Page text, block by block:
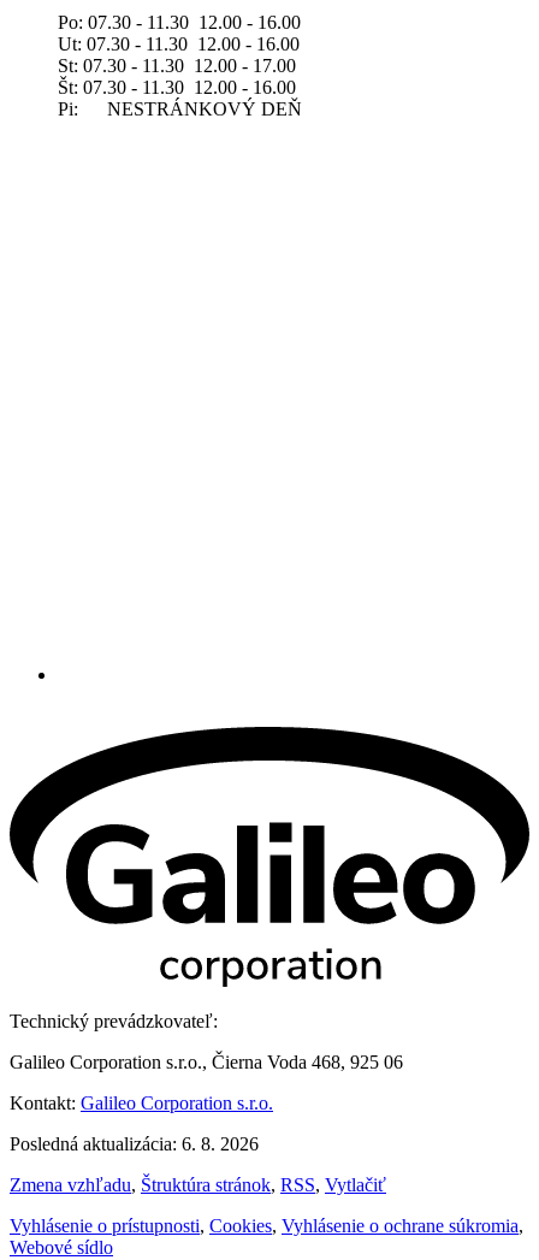
Po: 07.30 - 11.30 12.00 - 16.00
Ut: 07.30 - 11.30 12.00 - 16.00
St: 07.30 - 11.30 12.00 - 17.00
Št: 07.30 - 11.30 12.00 - 16.00
Pi: NESTRÁNKOVÝ DEŇ
Technický prevádzkovateľ:
Galileo Corporation s.r.o., Čierna Voda 468, 925 06
Kontakt: Galileo Corporation s.r.o.
Posledná aktualizácia: 6. 8. 2026
Zmena vzhľadu, Štruktúra stránok, RSS, Vytlačiť
Vyhlásenie o prístupnosti, Cookies, Vyhlásenie o ochrane súkromia,
Webové sídlo